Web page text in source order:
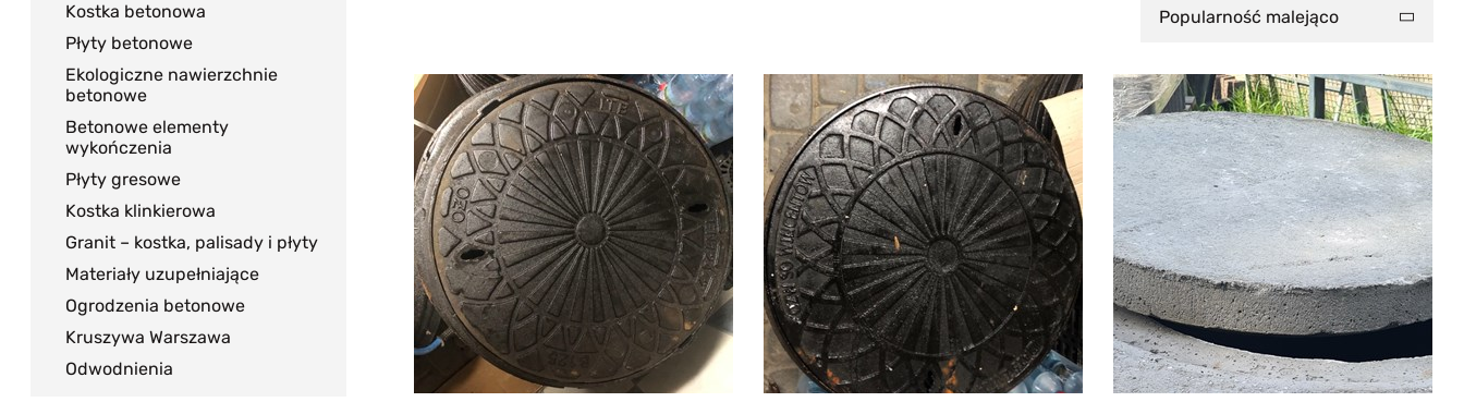
Kostka betonowa
Płyty betonowe
Ekologiczne nawierzchnie
betonowe
Betonowe elementy
wykończenia
Płyty gresowe
Kostka klinkierowa
Granit – kostka, palisady i płyty
Materiały uzupełniające
Ogrodzenia betonowe
Kruszywa Warszawa
Odwodnienia
Popularność malejąco